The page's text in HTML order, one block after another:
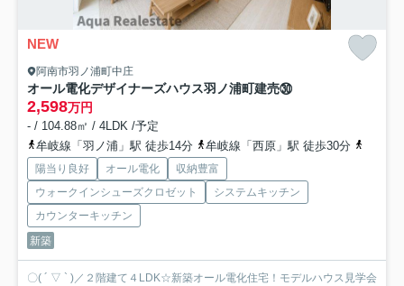
NEW
阿南市羽ノ浦町中庄
オール電化デザイナーズハウス羽ノ浦町建売㉚
2,598万円
- / 104.88㎡ / 4LDK /予定
牟岐線「羽ノ浦」駅 徒歩14分
牟岐線「西原」駅 徒歩30分
陽当り良好 オール電化
収納豊富
ウォークインシューズクロゼット
システムキッチン
カウンターキッチン
新築
〇( ´ ▽ ` )／２階建て４LDK☆新築オール電化住宅！モデルハウス見学会